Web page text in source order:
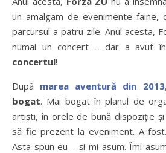
un amalgam de evenimente faine,
parcursul a patru zile. Anul acesta,
numai un concert – dar a avut
concertul!
După marea aventură din 2013
bogat. Mai bogat în planul de
artiști, în orele de bună dispoziție
să fie prezent la eveniment. A
Asta spun eu – și-mi asum. Îmi